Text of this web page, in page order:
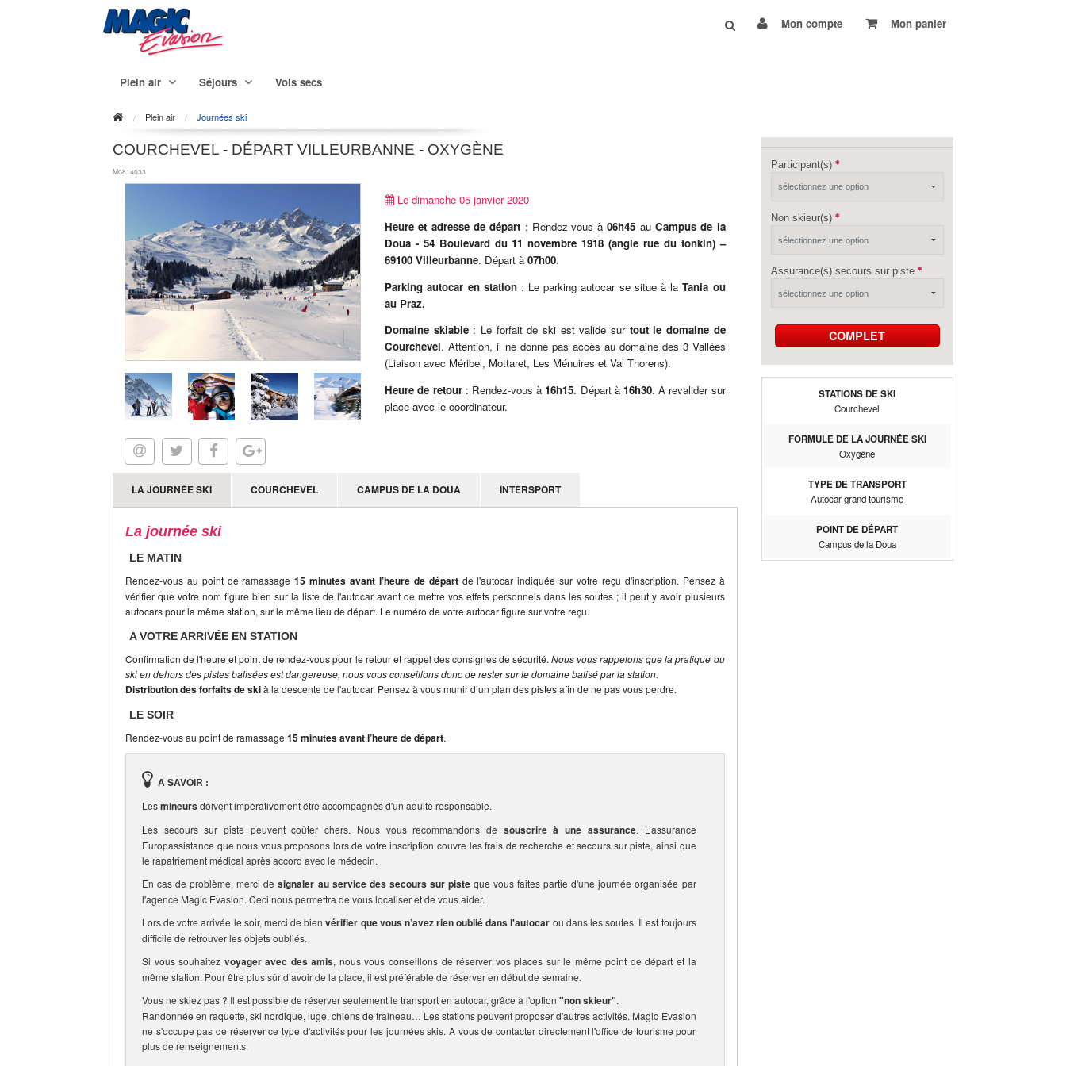
Mon compte Mon panier
Plein air Séjours Vols secs
Plein air Journées ski
COURCHEVEL - DÉPART VILLEURBANNE - OXYGÈNE
M0814033
Le dimanche 05 janvier 2020
Heure et adresse de départ : Rendez-vous à06h45 au Campus de la
Doua - 54 Boulevard du 11 novembre 1918 (angle rue du tonkin)–
69100 Villeurbanne. Départ à07h00.
Parking autocar en station: Le parking autocar se situe à laTania ou
au Praz.
Domaine skiable : Le forfait de ski est valide sur tout le domaine de
Courchevel. Attention, il ne donne pas accès au domaine des 3 Vallées
(Liaison avec Méribel, Mottaret, Les Ménuires et Val Thorens).
Heure de retour : Rendez-vous à16h15. Départ à 16h30. A revalider sur
place avec le coordinateur.
LA JOURNÉE SKI COURCHEVEL CAMPUS DE LA DOUA INTERSPORT
La journée ski
LE MATIN
Rendez-vous au point de ramassage15 minutes avant l’heure de départde l'autocar indiquée sur votre reçu d'inscription. Pensez à
vérifier que votre nom figure bien sur la liste de l'autocar avant de mettre vos effets personnels dans les soutes ; il peut y avoir plusieurs
autocars pour la même station, sur le même lieu de départ. Le numéro de votre autocar figure sur votre reçu.
A VOTRE ARRIVÉE EN STATION
Confirmation de l'heure et point de rendez-vous pour le retour et rappel des consignes de sécurité.Nous vous rappelons que la pratique du
ski en dehors des pistes balisées est dangereuse, nous vous conseillons donc de rester sur le domaine balisé par la station.
Distribution des forfaits de skià la descente de l'autocar. Pensez à vous munir d’un plan des pistes afin de ne pas vous perdre.
LE SOIR
Rendez-vous au point de ramassage 15 minutes avant l’heure de départ.
A SAVOIR :
Lesmineursdoivent impérativement être accompagnés d'un adulte responsable.
Les secours sur piste peuvent coûter chers. Nous vous recommandons de souscrire à une assurance. L’assurance
Europassistance que nous vous proposons lors de votre inscription couvre les frais de recherche et secours sur piste, ainsi que
le rapatriement médical après accord avec le médecin.
En cas de problème, merci designaler au service des secours sur pisteque vous faites partie d'une journée organisée par
l'agence Magic Evasion. Ceci nous permettra de vous localiser et de vous aider.
Lors de votre arrivée le soir, merci de bienvérifier que vous n’avez rien oublié dans l'autocar ou dans les soutes. Il est toujours
difficile de retrouver les objets oubliés.
Si vous souhaitez voyager avec des amis, nous vous conseillons de réserver vos places sur le même point de départ et la
même station. Pour être plus sûr d’avoir de la place, il est préférable de réserver en début de semaine.
Vous ne skiez pas ? Il est possible de réserver seulement le transport en autocar, grâce à l'option "non skieur".
Randonnée en raquette, ski nordique, luge, chiens de traineau… Les stations peuvent proposer d'autres activités. Magic Evasion
ne s'occupe pas de réserver ce type d'activités pour les journées skis. A vous de contacter directement l'office de tourisme pour
plus de renseignements.
Participant(s)
Non skieur(s)
Assurance(s) secours sur piste
COMPLET
STATIONS DE SKI
Courchevel
FORMULE DE LA JOURNÉE SKI
Oxygène
TYPE DE TRANSPORT
Autocar grand tourisme
POINT DE DÉPART
Campus de la Doua